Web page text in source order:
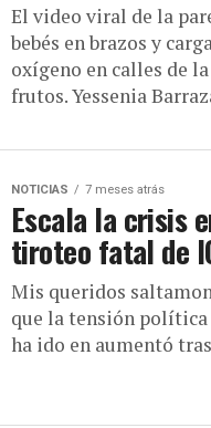
El video viral de la
bebés en brazos y
oxígeno en calles de
frutos. Yessenia
NOTICIAS 7 meses atrás
Escala la crisis
tiroteo fatal de
Mis queridos
que la tensión política
ha ido en aumentó